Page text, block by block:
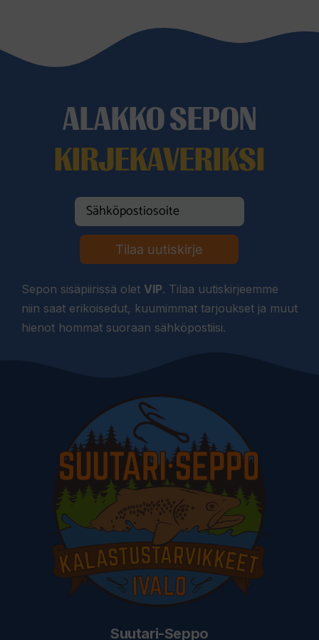
ALAKKO SEPON
KIRJEKAVERIKSI
Tilaa uutiskirje
Sepon sisäpiirissä olet VIP. Tilaa uutiskirjeemme
niin saat erikoisedut, kuumimmat tarjoukset ja muut
hienot hommat suoraan sähköpostiisi.
Suutari-Seppo